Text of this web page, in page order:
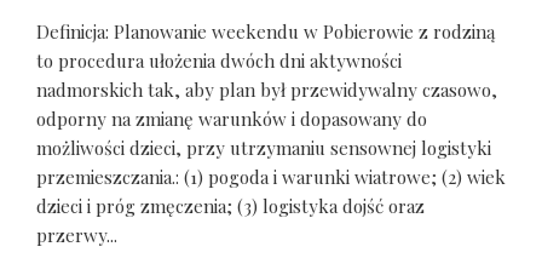
Definicja: Planowanie weekendu w Pobierowie z rodziną
to procedura ułożenia dwóch dni aktywności
nadmorskich tak, aby plan był przewidywalny czasowo,
odporny na zmianę warunków i dopasowany do
możliwości dzieci, przy utrzymaniu sensownej logistyki
przemieszczania.: (1) pogoda i warunki wiatrowe; (2) wiek
dzieci i próg zmęczenia; (3) logistyka dojść oraz
przerwy...